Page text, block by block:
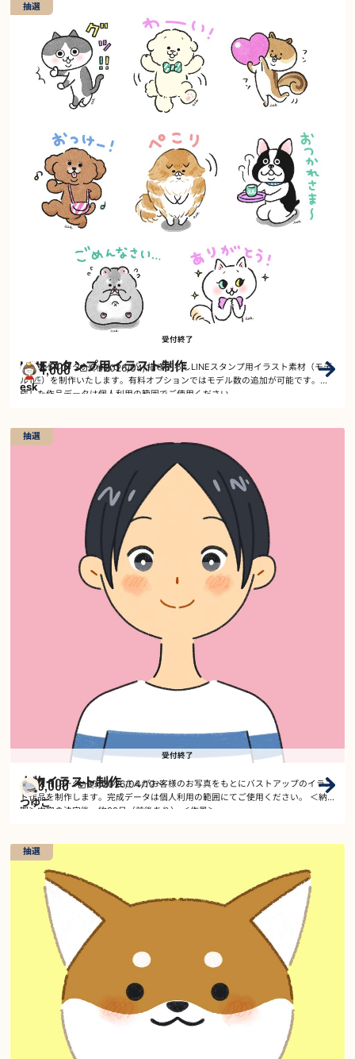
抽選
受付終了
LINEスタンプ用イラスト制作
esk
イラストレーターのeskさんが、描き下ろしLINEスタンプ用イラスト素材（モデ
ル1匹）を制作いたします。有料オプションではモデル数の追加が可能です。完
成した作品データは個人利用の範囲でご使用ください。…
スタンプ
￥44,000 受付2026/04/17～
抽選
受付終了
人物イラスト制作
つゆこ
イラストレーターのつゆこさんがお客様のお写真をもとにバストアップのイラス
ト作品を制作します。完成データは個人利用の範囲にてご使用ください。 ＜納
期＞内容の決定後、約30日（前後あり） ＜作風＞…
￥10,000 受付2026/04/10～
抽選